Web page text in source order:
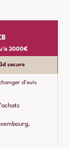
3000€
secure
d'avis